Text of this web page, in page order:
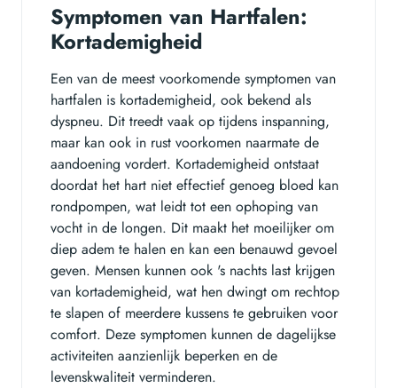
Symptomen van Hartfalen:
Kortademigheid
Een van de meest voorkomende symptomen van
hartfalen is kortademigheid, ook bekend als
dyspneu. Dit treedt vaak op tijdens inspanning,
maar kan ook in rust voorkomen naarmate de
aandoening vordert. Kortademigheid ontstaat
doordat het hart niet effectief genoeg bloed kan
rondpompen, wat leidt tot een ophoping van
vocht in de longen. Dit maakt het moeilijker om
diep adem te halen en kan een benauwd gevoel
geven. Mensen kunnen ook 's nachts last krijgen
van kortademigheid, wat hen dwingt om rechtop
te slapen of meerdere kussens te gebruiken voor
comfort. Deze symptomen kunnen de dagelijkse
activiteiten aanzienlijk beperken en de
levenskwaliteit verminderen.